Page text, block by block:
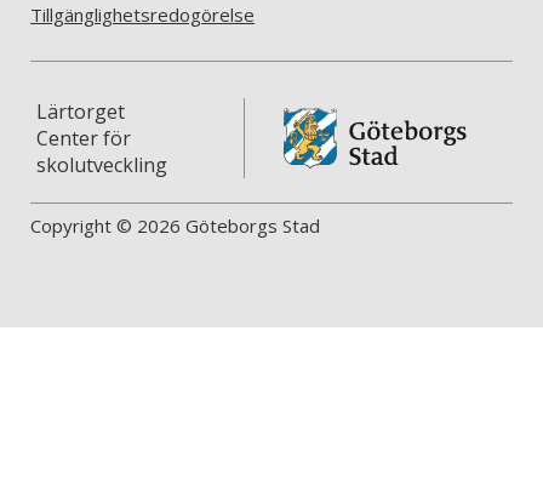
Tillgänglighetsredogörelse
Lärtorget
Center för
skolutveckling
Copyright © 2026 Göteborgs Stad